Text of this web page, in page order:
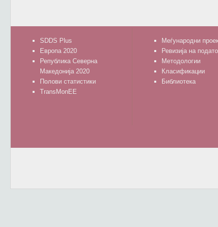
SDDS Plus
Европа 2020
Република Северна
Македонија 2020
Полови статистики
TransMonEE
Меѓународни
Ревизија на
Методологии
Класификации
Библиотека